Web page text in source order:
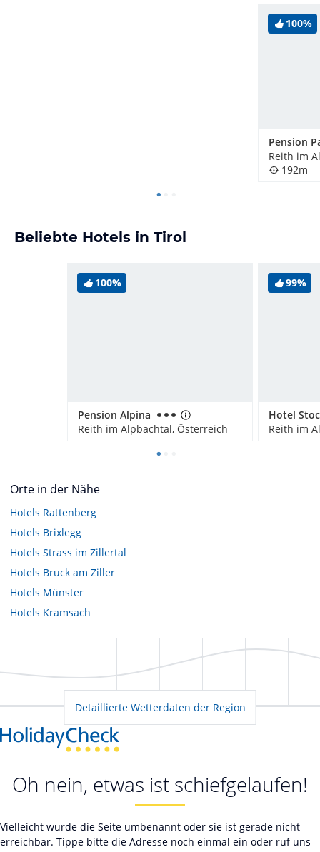
100%
Pension
Reith im
192m
Beliebte Hotels in Tirol
100%
Pension Alpina
Reith im Alpbachtal, Österreich
99%
Hotel
Reith im
Orte in der Nähe
Hotels Rattenberg
Hotels Brixlegg
Hotels Strass im Zillertal
Hotels Bruck am Ziller
Hotels Münster
Hotels Kramsach
Detaillierte Wetterdaten der Region
Oh nein, etwas ist schiefgelaufen!
Vielleicht wurde die Seite umbenannt oder sie ist gerade nicht
erreichbar. Tippe bitte die Adresse noch einmal ein oder ruf uns